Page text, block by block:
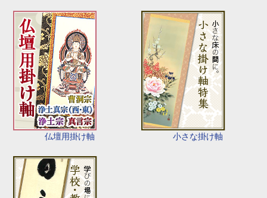
仏壇用掛け軸 小さな掛け軸